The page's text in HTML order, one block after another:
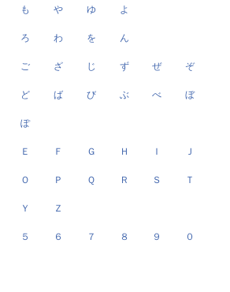
も や ゆ よ
ろ わ を ん
ご ざ じ ず ぜ ぞ
ど ば び ぶ べ ぼ
ぽ
Ｅ Ｆ Ｇ Ｈ Ｉ Ｊ
Ｏ Ｐ Ｑ Ｒ Ｓ Ｔ
Ｙ Ｚ
５ ６ ７ ８ ９ ０